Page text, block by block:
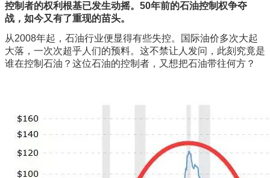
控制者的权利根基已发生动摇。50年前的石油控制权争夺
战，如今又有了重现的苗头。
从2008年起，石油行业便显得有些失控。国际油价多次大起
大落，一次次超乎人们的预料。这不禁让人发问，此刻究竟是
谁在控制石油？这位石油的控制者，又想把石油带往何方？